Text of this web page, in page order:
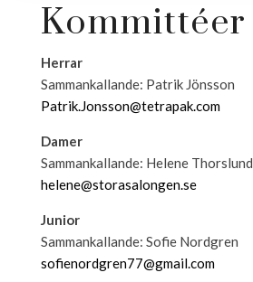
Kommittéer
Herrar
Sammankallande: Patrik Jönsson
Patrik.Jonsson@tetrapak.com
Damer
Sammankallande: Helene Thorslund
helene@storasalongen.se
Junior
Sammankallande: Sofie Nordgren
sofienordgren77@gmail.com